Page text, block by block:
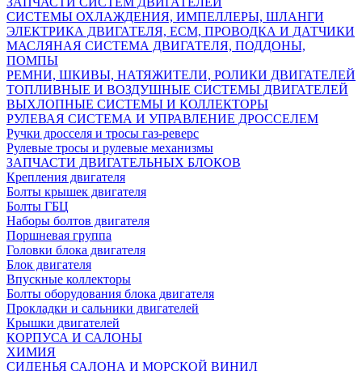
СИСТЕМЫ ОХЛАЖДЕНИЯ, ИМПЕЛЛЕРЫ, ШЛАНГИ
ЭЛЕКТРИКА ДВИГАТЕЛЯ, ECM, ПРОВОДКА И ДАТЧИКИ
МАСЛЯНАЯ СИСТЕМА ДВИГАТЕЛЯ, ПОДДОНЫ,
ПОМПЫ
РЕМНИ, ШКИВЫ, НАТЯЖИТЕЛИ, РОЛИКИ ДВИГАТЕЛЕЙ
ТОПЛИВНЫЕ И ВОЗДУШНЫЕ СИСТЕМЫ ДВИГАТЕЛЕЙ
ВЫХЛОПНЫЕ СИСТЕМЫ И КОЛЛЕКТОРЫ
РУЛЕВАЯ СИСТЕМА И УПРАВЛЕНИЕ ДРОССЕЛЕМ
Ручки дросселя и тросы газ-реверс
Рулевые тросы и рулевые механизмы
ЗАПЧАСТИ ДВИГАТЕЛЬНЫХ БЛОКОВ
Крепления двигателя
Болты крышек двигателя
Болты ГБЦ
Наборы болтов двигателя
Поршневая группа
Головки блока двигателя
Блок двигателя
Впускные коллекторы
Болты оборудования блока двигателя
Прокладки и сальники двигателей
Крышки двигателей
КОРПУСА И САЛОНЫ
ХИМИЯ
СИДЕНЬЯ САЛОНА И МОРСКОЙ ВИНИЛ